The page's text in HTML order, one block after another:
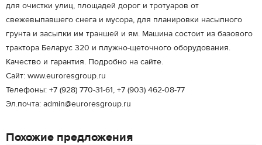
для очистки улиц, площадей дорог и тротуаров от
свежевыпавшего снега и мусора, для планировки насыпного
грунта и засыпки им траншей и ям. Машина состоит из базового
трактора Беларус 320 и плужно-щеточного оборудования.
Качество и гарантия. Подробно на сайте.
Сайт: www.euroresgroup.ru
Телефоны: +7 (928) 770-31-61, +7 (903) 462-08-77
Эл.почта: admin@euroresgroup.ru
Похожие предложения